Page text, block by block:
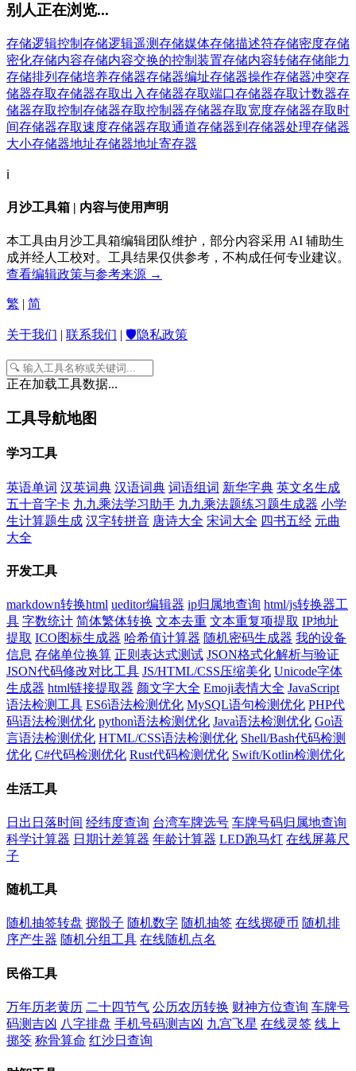
别人正在浏览...
存储逻辑控制 存储逻辑遥测存储媒体存储描述符存储密度存储
密化存储内容存储内容交换的控制装置存储内容转储存储能力
存储排列 存储培养存储器存储器编址存储器操作存储器冲突存
储器存取存储器存取出入存储器存取端口存储器存取计数器存
储器存取控制 存储器存取控制器存储器存取宽度存储器存取时
间存储器存取速度存储器存取通道存储器到存储器处理存储器
大小存储器地址存储器地址寄存器
ℹ️
月沙工具箱 | 内容与使用声明
本工具由月沙工具箱编辑团队维护，部分内容采用 AI 辅助生
成并经人工校对。工具结果仅供参考，不构成任何专业建议。
查看编辑政策与参考来源 →
繁 简
关于我们 联系我们 🛡️隐私政策
正在加载工具数据...
工具导航地图
学习工具
英语单词 汉英词典 汉语词典 词语组词 新华字典 英文名生成
五十音字卡 九九乘法学习助手 九九乘法题练习题生成器 小学
生计算题生成 汉字转拼音 唐诗大全 宋词大全 四书五经 元曲
大全
开发工具
markdown转换html ueditor编辑器 ip归属地查询 html/js转换器工
具 字数统计 简体繁体转换 文本去重 文本重复项提取 IP地址
提取 ICO图标生成器 哈希值计算器 随机密码生成器 我的设备
信息 存储单位换算 正则表达式测试 JSON格式化解析与验证
JSON代码修改对比工具 JS/HTML/CSS压缩美化 Unicode字体
生成器 html链接提取器 颜文字大全 Emoji表情大全 JavaScript
语法检测工具 ES6语法检测优化 MySQL语句检测优化 PHP代
码语法检测优化 python语法检测优化 Java语法检测优化 Go语
言语法检测优化 HTML/CSS语法检测优化 Shell/Bash代码检测
优化 C#代码检测优化 Rust代码检测优化 Swift/Kotlin检测优化
生活工具
日出日落时间 经纬度查询 台湾车牌选号 车牌号码归属地查询
科学计算器 日期计差算器 年龄计算器 LED跑马灯 在线屏幕尺
子
随机工具
随机抽签转盘 掷骰子 随机数字 随机抽签 在线掷硬币 随机排
序产生器 随机分组工具 在线随机点名
民俗工具
万年历老黄历 二十四节气 公历农历转换 财神方位查询 车牌号
码测吉凶 八字排盘 手机号码测吉凶 九宫飞星 在线灵签 线上
掷筊 称骨算命 红沙日查询